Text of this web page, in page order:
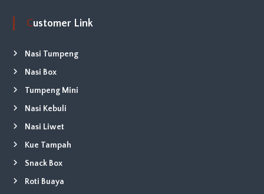
Customer Link
Nasi Tumpeng
Nasi Box
Tumpeng Mini
Nasi Kebuli
Nasi Liwet
Kue Tampah
Snack Box
Roti Buaya